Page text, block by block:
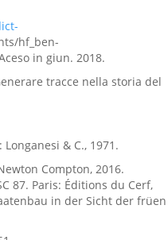
hf_ben-
in giun. 2018.
Generare tracce nella storia del
Longanesi & C., 1971.
Compton, 2016.
87. Paris: Éditions du Cerf,
in der Sicht der früen